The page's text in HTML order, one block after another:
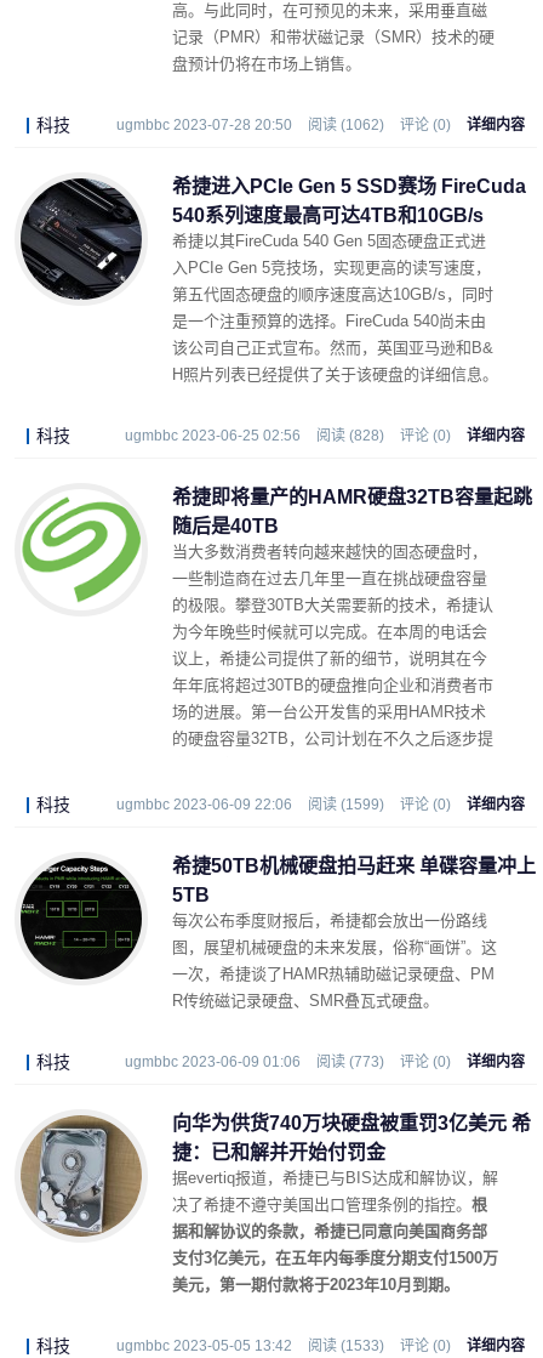
高。与此同时，在可预见的未来，采用垂直磁
记录（PMR）和带状磁记录（SMR）技术的硬
盘预计仍将在市场上销售。
科技 ugmbbc 2023-07-28 20:50 阅读 (1062) 评论 (0) 详细内容
希捷进入PCIe Gen 5 SSD赛场 FireCuda
540系列速度最高可达4TB和10GB/s
希捷以其FireCuda 540 Gen 5固态硬盘正式进
入PCIe Gen 5竞技场，实现更高的读写速度，
第五代固态硬盘的顺序速度高达10GB/s，同时
是一个注重预算的选择。FireCuda 540尚未由
该公司自己正式宣布。然而，英国亚马逊和B&
H照片列表已经提供了关于该硬盘的详细信息。
科技 ugmbbc 2023-06-25 02:56 阅读 (828) 评论 (0) 详细内容
希捷即将量产的HAMR硬盘32TB容量起跳
随后是40TB
当大多数消费者转向越来越快的固态硬盘时，
一些制造商在过去几年里一直在挑战硬盘容量
的极限。攀登30TB大关需要新的技术，希捷认
为今年晚些时候就可以完成。在本周的电话会
议上，希捷公司提供了新的细节，说明其在今
年年底将超过30TB的硬盘推向企业和消费者市
场的进展。第一台公开发售的采用HAMR技术
的硬盘容量32TB，公司计划在不久之后逐步提
科技 ugmbbc 2023-06-09 22:06 阅读 (1599) 评论 (0) 详细内容
希捷50TB机械硬盘拍马赶来 单碟容量冲上
5TB
每次公布季度财报后，希捷都会放出一份路线
图，展望机械硬盘的未来发展，俗称“画饼”。这
一次，希捷谈了HAMR热辅助磁记录硬盘、PM
R传统磁记录硬盘、SMR叠瓦式硬盘。
科技 ugmbbc 2023-06-09 01:06 阅读 (773) 评论 (0) 详细内容
向华为供货740万块硬盘被重罚3亿美元 希
捷：已和解并开始付罚金
据evertiq报道，希捷已与BIS达成和解协议，解
决了希捷不遵守美国出口管理条例的指控。 根
据和解协议的条款，希捷已同意向美国商务部
支付3亿美元，在五年内每季度分期支付1500万
美元，第一期付款将于2023年10月到期。
科技 ugmbbc 2023-05-05 13:42 阅读 (1533) 评论 (0) 详细内容